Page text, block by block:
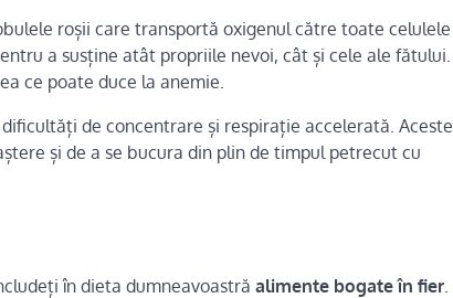
roșii care transportă oxigenul către toate celulele
a susține atât propriile nevoi, cât și cele ale fătului.
ce poate duce la anemie.
de concentrare și respirație accelerată. Aceste
și de a se bucura din plin de timpul petrecut cu
în dieta dumneavoastră alimente bogate în fier